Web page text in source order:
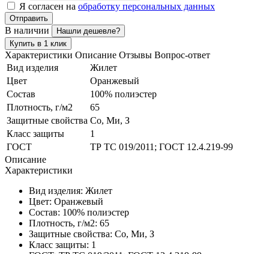
Я согласен на обработку персональных данных
Отправить
В наличии
Нашли дешевле?
Купить в 1 клик
Характеристики Описание Отзывы Вопрос-ответ
Вид изделия
Жилет
Цвет
Оранжевый
Состав
100% полиэстер
Плотность, г/м2
65
Защитные свойства Со, Ми, З
Класс защиты
1
ГОСТ
ТР ТС 019/2011; ГОСТ 12.4.219-99
Описание
Характеристики
Вид изделия: Жилет
Цвет: Оранжевый
Состав: 100% полиэстер
Плотность, г/м2: 65
Защитные свойства: Со, Ми, З
Класс защиты: 1